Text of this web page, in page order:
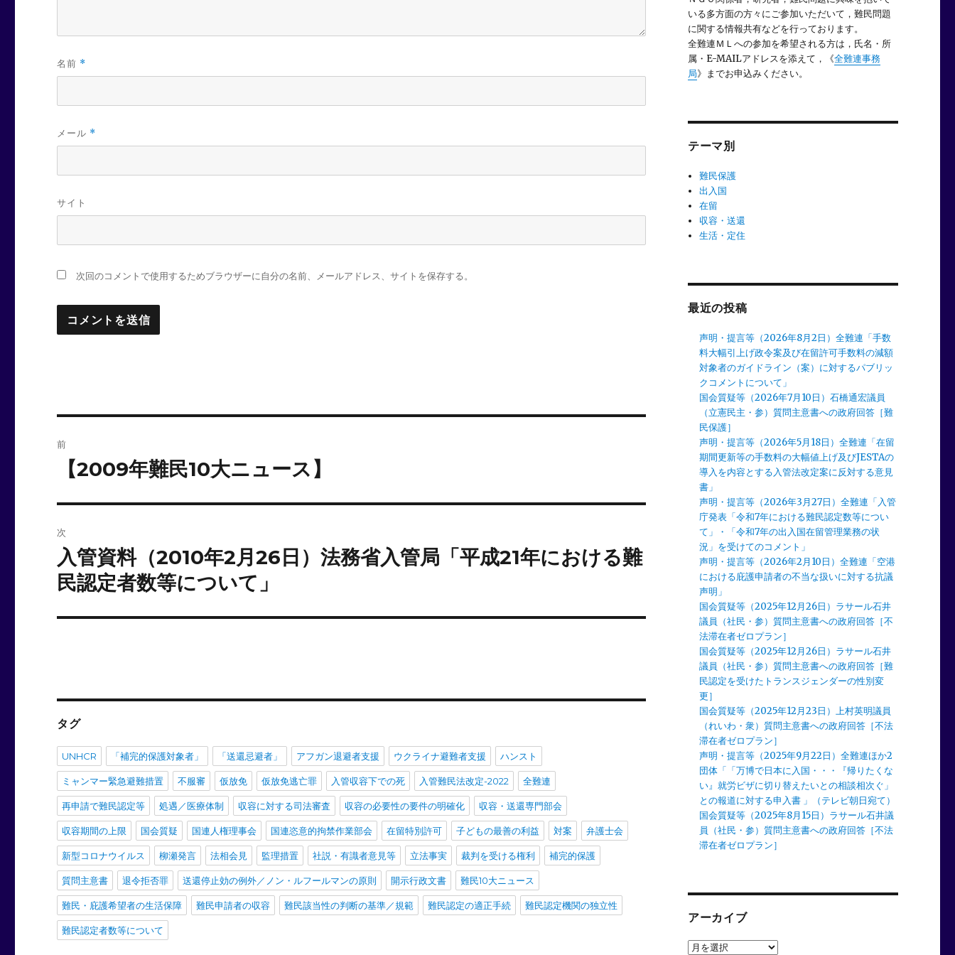
名前 *
メール *
サイト
次回のコメントで使用するためブラウザーに自分の名前、メールアドレス、サイトを保存する。
稿
ゲ
ー
前
投
稿:
【2009年難民10大ニュース】
次
次
の
投
稿:
入管資料（2010年2月26日）法務省入管局「平成21年における難
民認定者数等について」
タグ
UNHCR 「補完的保護対象者」 「送還忌避者」 アフガン退避者支援 ウクライナ避難者支援 ハンスト
ミャンマー緊急避難措置 不服審 仮放免 仮放免逃亡罪 入管収容下での死 入管難民法改定-2022 全難連
再申請で難民認定等 処遇／医療体制 収容に対する司法審査 収容の必要性の要件の明確化 収容・送還専門部会
収容期間の上限 国会質疑 国連人権理事会 国連恣意的拘禁作業部会 在留特別許可 子どもの最善の利益 対案 弁護士会
新型コロナウイルス 柳瀬発言 法相会見 監理措置 社説・有識者意見等 立法事実 裁判を受ける権利 補完的保護
質問主意書 退令拒否罪 送還停止効の例外／ノン・ルフールマンの原則 開示行政文書 難民10大ニュース
難民・庇護希望者の生活保障 難民申請者の収容 難民該当性の判断の基準／規範 難民認定の適正手続 難民認定機関の独立性
難民認定者数等について
いる多方面の方々にご参加いただいて，難民問題
に関する情報共有などを行っております。
全難連ＭＬへの参加を希望される方は，氏名・所
属・E-MAILアドレスを添えて，《全難連事務
局》までお申込みください。
テーマ別
難民保護
出入国
在留
収容・送還
生活・定住
最近の投稿
声明・提言等（2026年8月2日）全難連「手数
料大幅引上げ政令案及び在留許可手数料の減額
対象者のガイドライン（案）に対するパブリッ
クコメントについて」
国会質疑等（2026年7月10日）石橋通宏議員
（立憲民主・参）質問主意書への政府回答［難
民保護］
声明・提言等（2026年5月18日）全難連「在留
期間更新等の手数料の大幅値上げ及びJESTAの
導入を内容とする入管法改定案に反対する意見
書」
声明・提言等（2026年3月27日）全難連「入管
庁発表「令和7年における難民認定数等につい
て」・「令和7年の出入国在留管理業務の状
況」を受けてのコメント」
声明・提言等（2026年2月10日）全難連「空港
における庇護申請者の不当な扱いに対する抗議
声明」
国会質疑等（2025年12月26日）ラサール石井
議員（社民・参）質問主意書への政府回答［不
法滞在者ゼロプラン］
国会質疑等（2025年12月26日）ラサール石井
議員（社民・参）質問主意書への政府回答［難
民認定を受けたトランスジェンダーの性別変
更］
国会質疑等（2025年12月23日）上村英明議員
（れいわ・衆）質問主意書への政府回答［不法
滞在者ゼロプラン］
声明・提言等（2025年9月22日）全難連ほか2
団体「「万博で日本に入国・・・『帰りたくな
い』就労ビザに切り替えたいとの相談相次ぐ」
との報道に対する申入書 」（テレビ朝日宛て）
国会質疑等（2025年8月15日）ラサール石井議
員（社民・参）質問主意書への政府回答［不法
滞在者ゼロプラン］
アーカイブ
ア